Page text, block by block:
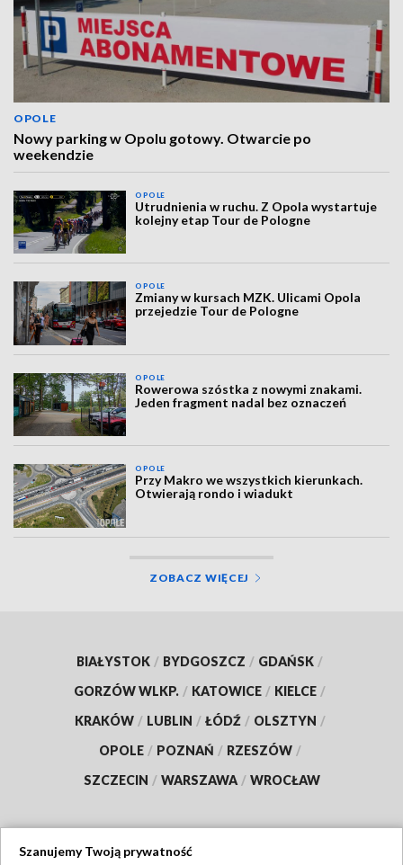
OPOLE
Nowy parking w Opolu gotowy. Otwarcie po
weekendzie
OPOLE
Utrudnienia w ruchu. Z Opola wystartuje
kolejny etap Tour de Pologne
OPOLE
Zmiany w kursach MZK. Ulicami Opola
przejedzie Tour de Pologne
OPOLE
Rowerowa szóstka z nowymi znakami.
Jeden fragment nadal bez oznaczeń
OPOLE
Przy Makro we wszystkich kierunkach.
Otwierają rondo i wiadukt
ZOBACZ WIĘCEJ
BIAŁYSTOK / BYDGOSZCZ / GDAŃSK /
GORZÓW WLKP. / KATOWICE / KIELCE /
KRAKÓW / LUBLIN / ŁÓDŹ / OLSZTYN /
OPOLE / POZNAŃ / RZESZÓW /
SZCZECIN / WARSZAWA / WROCŁAW
Szanujemy Twoją prywatność